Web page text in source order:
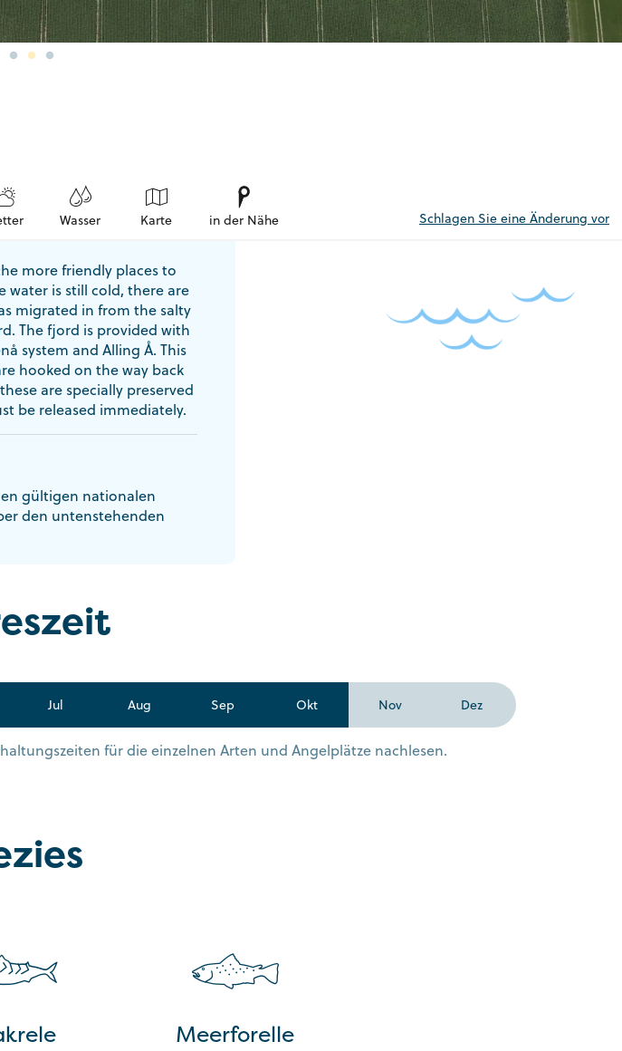
Wasser Karte in der Nähe Schlagen Sie eine Änderung vor
more friendly places to
water is still cold, there are
migrated in from the salty
The fjord is provided with
system and Alling Å. This
hooked on the way back
are specially preserved
be released immediately.
gültigen nationalen
den untenstehenden
Jul Aug Sep Okt Nov Dez
für die einzelnen Arten und Angelplätze nachlesen.
Meerforelle